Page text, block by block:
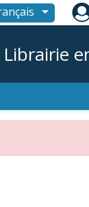

Librairie